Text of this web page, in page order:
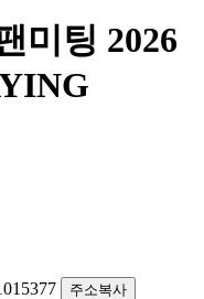
미팅 2026
주소복사